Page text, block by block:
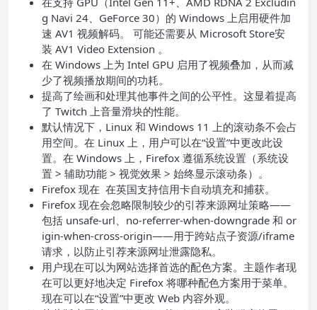
g Navi 24、GeForce 30）的 Windows 上启用硬件加
速 AV1 视频解码。 可能还需要从 Microsoft Store安
装 AV1 Video Extension 。
在 Windows 上为 Intel GPU 启用了视频叠加，从而减
少了视频播放期间的功耗。
提高了绘画和处理其他事件之间的公平性。这显着提高
了 Twitch 上音量滑块的性能。
默认情况下，Linux 和 Windows 11 上的滚动条不会占
用空间。在 Linux 上，用户可以在“设置”中更改此设
置。在 Windows 上，Firefox 遵循系统设置（系统设
置 > 辅助功能 > 视觉效果 > 始终显示滚动条）。
Firefox 现在 在英国支持信用卡自动填充和捕获。
Firefox 现在会忽略限制较少的引荐来源网址策略——
包括 unsafe-url、no-referrer-when-downgrade 和 or
igin-when-cross-origin——用于跨站点子资源/iframe
请求，以防止引荐来源网址泄露隐私。
用户现在可以为网站选择首选的配色方案。主题作者现
在可以更好地决定 Firefox 将哪种配色方案用于菜单。
现在可以在“设置”中更改 Web 内容外观。